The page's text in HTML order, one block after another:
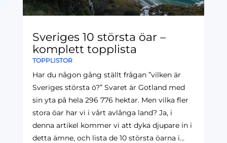
Sveriges 10 största öar –
komplett topplista
TOPPLISTOR
Har du någon gång ställt frågan ”vilken är
Sveriges största ö?” Svaret är Gotland med
sin yta på hela 296 776 hektar. Men vilka fler
stora öar har vi i vårt avlånga land? Ja, i
denna artikel kommer vi att dyka djupare in i
detta ämne, och lista de 10 största öarna i...